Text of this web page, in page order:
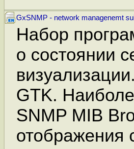
GxSNMP - network managenemt
Набор
о состоянии
GTK.
SNMP MIB
отображения